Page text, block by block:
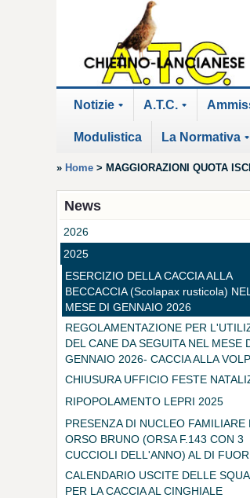
Notizie A.T.C.
Modulistica La Normativa
» Home > MAGGIORAZIONI QUOTA
News
2026
2025
ESERCIZIO DELLA CACCIA ALLA
BECCACCIA (Scolapax rusticola) NEL
MESE DI GENNAIO 2026
REGOLAMENTAZIONE PER
DEL CANE DA SEGUITA NEL MESE
GENNAIO 2026- CACCIA ALLA
CHIUSURA UFFICIO FESTE
RIPOPOLAMENTO LEPRI 2025
PRESENZA DI NUCLEO FAMILIARE
ORSO BRUNO (ORSA F.143 CON 3
CUCCIOLI DELL'ANNO) AL DI
TERRITORIO DEL PARCO
DELLA MAIELLA
CALENDARIO USCITE DELLE
PER LA CACCIA AL CINGHIALE